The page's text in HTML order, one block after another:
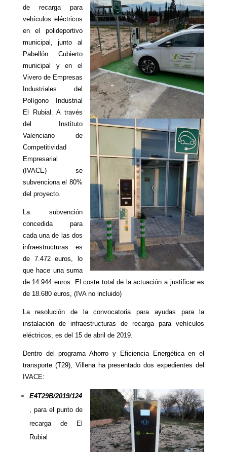
de recarga para
vehículos eléctricos
en el polideportivo
municipal, junto al
Pabellón Cubierto
municipal y en el
Vivero de Empresas
Industriales del
Polígono Industrial
El Rubial. A través
del Instituto
Valenciano de
Competitividad
Empresarial
(IVACE) se
subvenciona el 80%
del proyecto.
La subvención
concedida para
cada una de las dos
infraestructuras es
de 7.472 euros, lo
que hace una suma
de 14.944 euros. El coste total de la actuación a justificar es
de 18.680 euros, (IVA no incluido)
La resolución de la convocatoria para ayudas para la
instalación de infraestructuras de recarga para vehículos
eléctricos, es del 15 de abril de 2019.
Dentro del programa Ahorro y Eficiencia Energética en el
transporte (T29), Villena ha presentado dos expedientes del
IVACE:
E4T29B/2019/124
, para el punto de
recarga de El
Rubial